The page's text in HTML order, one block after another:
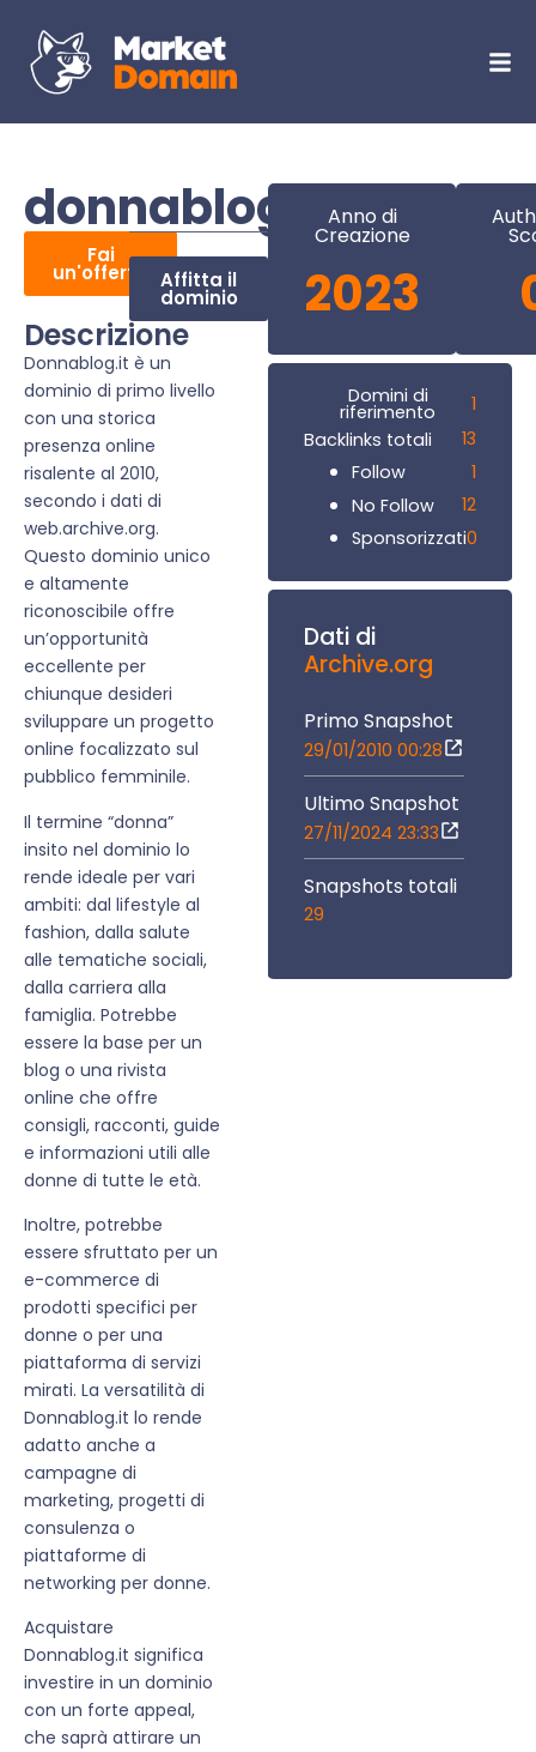
donnablog.it
Fai
un'offerta Affitta il
dominio
Descrizione
Donnablog.it è un
dominio di primo livello
con una storica
presenza online
risalente al 2010,
secondo i dati di
web.archive.org.
Questo dominio unico
e altamente
riconoscibile offre
un’opportunità
eccellente per
chiunque desideri
sviluppare un progetto
online focalizzato sul
pubblico femminile.
Il termine “donna”
insito nel dominio lo
rende ideale per vari
ambiti: dal lifestyle al
fashion, dalla salute
alle tematiche sociali,
dalla carriera alla
famiglia. Potrebbe
essere la base per un
blog o una rivista
online che offre
consigli, racconti, guide
e informazioni utili alle
donne di tutte le età.
Inoltre, potrebbe
essere sfruttato per un
e-commerce di
prodotti specifici per
donne o per una
piattaforma di servizi
mirati. La versatilità di
Donnablog.it lo rende
adatto anche a
campagne di
marketing, progetti di
consulenza o
piattaforme di
networking per donne.
Acquistare
Donnablog.it significa
investire in un dominio
con un forte appeal,
che saprà attirare un
Anno di
Creazione
2023
Domini di
riferimento
1
Backlinks totali
13
Follow
1
No Follow
12
Sponsorizzati0
Dati di
Archive.org
Primo Snapshot
29/01/2010 00:28
Ultimo Snapshot
27/11/2024 23:33
Snapshots totali
29